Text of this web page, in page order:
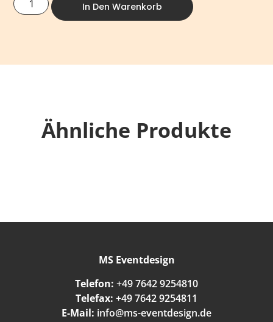
In Den Warenkorb
Ähnliche Produkte
MS Eventdesign
Telefon: +49 7642 9254810
Telefax: +49 7642 9254811
E-Mail: info@ms-eventdesign.de